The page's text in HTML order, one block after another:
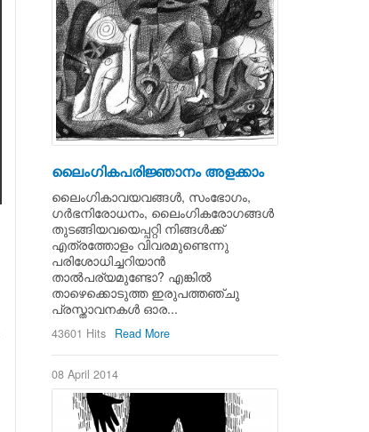
ലൈംഗികപരിജ്ഞാനം അളക്കാം
ലൈംഗികാവയവങ്ങള്‍, സംഭോഗം,
ഗര്‍ഭനിരോധനം, ലൈംഗികരോഗങ്ങള്‍
തുടങ്ങിയവയെപ്പറ്റി നിങ്ങള്‍ക്ക്
എത്രത്തോളം വിവരമുണ്ടെന്നു
പരിശോധിച്ചറിയാന്‍
താല്‍പര്യമുണ്ടോ? എങ്കില്‍
താഴെക്കൊടുത്ത ഇരുപത്തഞ്ചു
പ്രസ്താവനകള്‍ ഓര...
43601 Hits Read More
08 April 2014